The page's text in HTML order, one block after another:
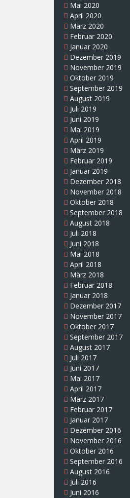
Mai 2020
April 2020
März 2020
Februar 2020
Januar 2020
Dezember 2019
November 2019
Oktober 2019
September 2019
August 2019
Juli 2019
Juni 2019
Mai 2019
April 2019
März 2019
Februar 2019
Januar 2019
Dezember 2018
November 2018
Oktober 2018
September 2018
August 2018
Juli 2018
Juni 2018
Mai 2018
April 2018
März 2018
Februar 2018
Januar 2018
Dezember 2017
November 2017
Oktober 2017
September 2017
August 2017
Juli 2017
Juni 2017
Mai 2017
April 2017
März 2017
Februar 2017
Januar 2017
Dezember 2016
November 2016
Oktober 2016
September 2016
August 2016
Juli 2016
Juni 2016